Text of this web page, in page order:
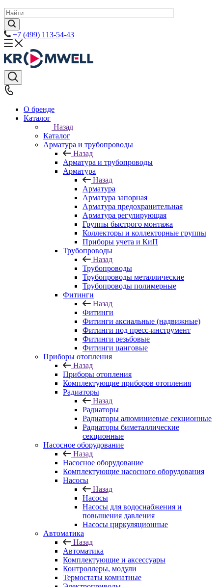
+7 (499) 113-54-43
О бренде
Каталог
Назад
Каталог
Арматура и трубопроводы
Назад
Арматура и трубопроводы
Арматура
Назад
Арматура
Арматура запорная
Арматура предохранительная
Арматура регулирующая
Группы быстрого монтажа
Коллекторы и коллекторные группы
Приборы учета и КиП
Трубопроводы
Назад
Трубопроводы
Трубопроводы металлические
Трубопроводы полимерные
Фитинги
Назад
Фитинги
Фитинги аксиальные (надвижные)
Фитинги под пресс-инструмент
Фитинги резьбовые
Фитинги цанговые
Приборы отопления
Назад
Приборы отопления
Комплектующие приборов отопления
Радиаторы
Назад
Радиаторы
Радиаторы алюминиевые секционные
Радиаторы биметаллические
секционные
Насосное оборудование
Назад
Насосное оборудование
Комплектующие насосного оборудования
Насосы
Назад
Насосы
Насосы для водоснабжения и
повышения давления
Насосы циркуляционные
Автоматика
Назад
Автоматика
Комплектующие и аксессуары
Контроллеры, модули
Термостаты комнатные